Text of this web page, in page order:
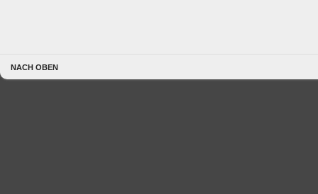
NACH OBEN